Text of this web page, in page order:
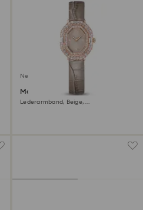
Neu
Matrix octagon Uhr
Lederarmband, Beige,